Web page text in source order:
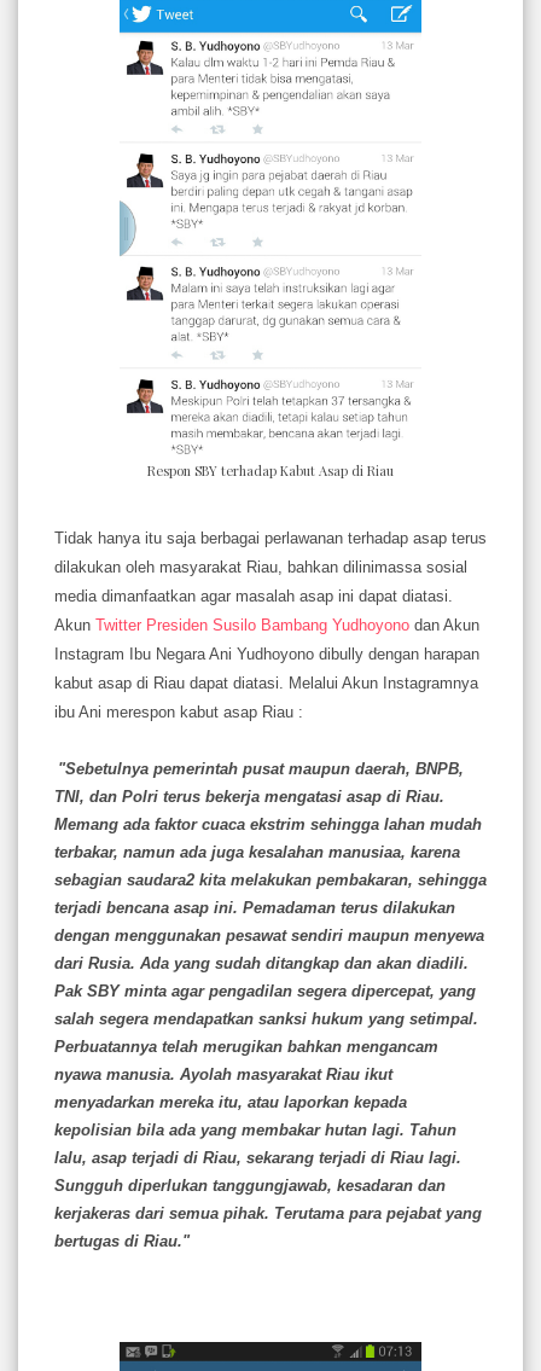
Respon SBY terhadap Kabut Asap di Riau
Tidak hanya itu saja berbagai perlawanan terhadap asap terus
dilakukan oleh masyarakat Riau, bahkan dilinimassa sosial
media dimanfaatkan agar masalah asap ini dapat diatasi.
Akun Twitter Presiden Susilo Bambang Yudhoyono dan Akun
Instagram Ibu Negara Ani Yudhoyono dibully dengan harapan
kabut asap di Riau dapat diatasi. Melalui Akun Instagramnya
ibu Ani merespon kabut asap Riau :
"Sebetulnya pemerintah pusat maupun daerah, BNPB,
TNI, dan Polri terus bekerja mengatasi asap di Riau.
Memang ada faktor cuaca ekstrim sehingga lahan mudah
terbakar, namun ada juga kesalahan manusiaa, karena
sebagian saudara2 kita melakukan pembakaran, sehingga
terjadi bencana asap ini. Pemadaman terus dilakukan
dengan menggunakan pesawat sendiri maupun menyewa
dari Rusia. Ada yang sudah ditangkap dan akan diadili.
Pak SBY minta agar pengadilan segera dipercepat, yang
salah segera mendapatkan sanksi hukum yang setimpal.
Perbuatannya telah merugikan bahkan mengancam
nyawa manusia. Ayolah masyarakat Riau ikut
menyadarkan mereka itu, atau laporkan kepada
kepolisian bila ada yang membakar hutan lagi. Tahun
lalu, asap terjadi di Riau, sekarang terjadi di Riau lagi.
Sungguh diperlukan tanggungjawab, kesadaran dan
kerjakeras dari semua pihak. Terutama para pejabat yang
bertugas di Riau."